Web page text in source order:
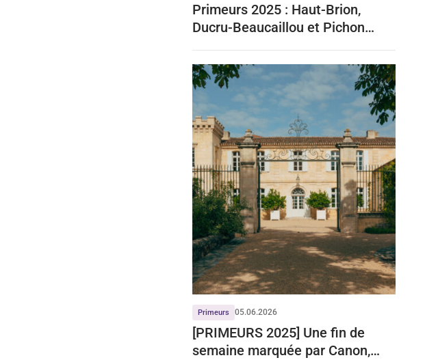
Primeurs 2025 : Haut-Brion,
Ducru-Beaucaillou et Pichon
Primeurs 05.06.2026
[PRIMEURS 2025] Une fin de
semaine marquée par Canon,